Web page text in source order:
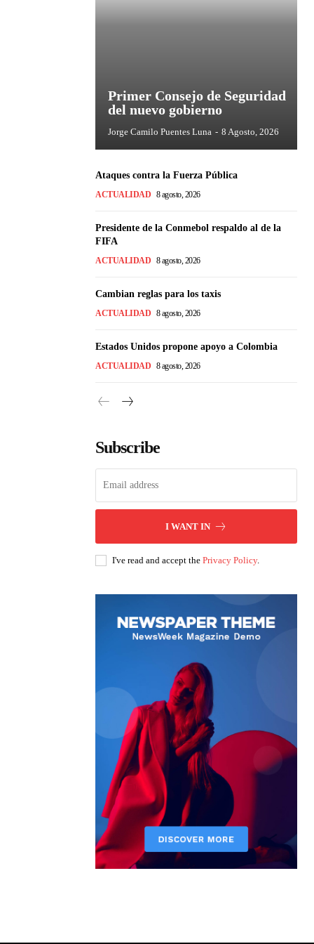
Primer Consejo de Seguridad
del nuevo gobierno
Jorge Camilo Puentes Luna - 8 Agosto, 2026
Ataques contra la Fuerza Pública
ACTUALIDAD 8 agosto, 2026
Presidente de la Conmebol respaldo al de la
FIFA
ACTUALIDAD 8 agosto, 2026
Cambian reglas para los taxis
ACTUALIDAD 8 agosto, 2026
Estados Unidos propone apoyo a Colombia
ACTUALIDAD 8 agosto, 2026
Subscribe
I WANT IN
I've read and accept the Privacy Policy.